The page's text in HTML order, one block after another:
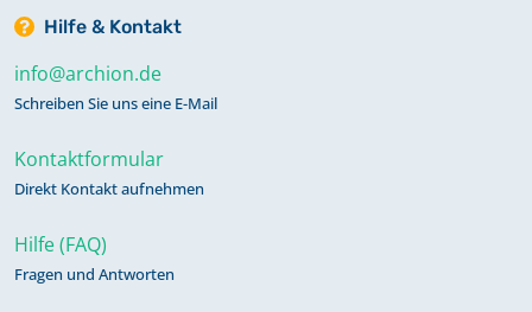
Hilfe & Kontakt
info@archion.de
Schreiben Sie uns eine E-Mail
Kontaktformular
Direkt Kontakt aufnehmen
Hilfe (FAQ)
Fragen und Antworten